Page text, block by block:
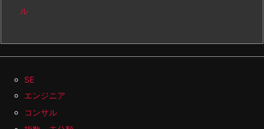
ル
SE
エンジニア
コンサル